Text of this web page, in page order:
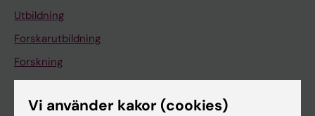
Utbildning
Forskarutbildning
Forskning
Vi använder kakor (cookies)